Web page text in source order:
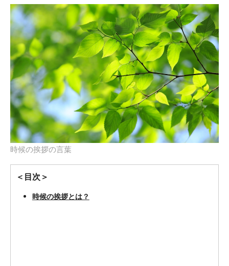
時候の挨拶の言葉
＜目次＞
時候の挨拶とは？